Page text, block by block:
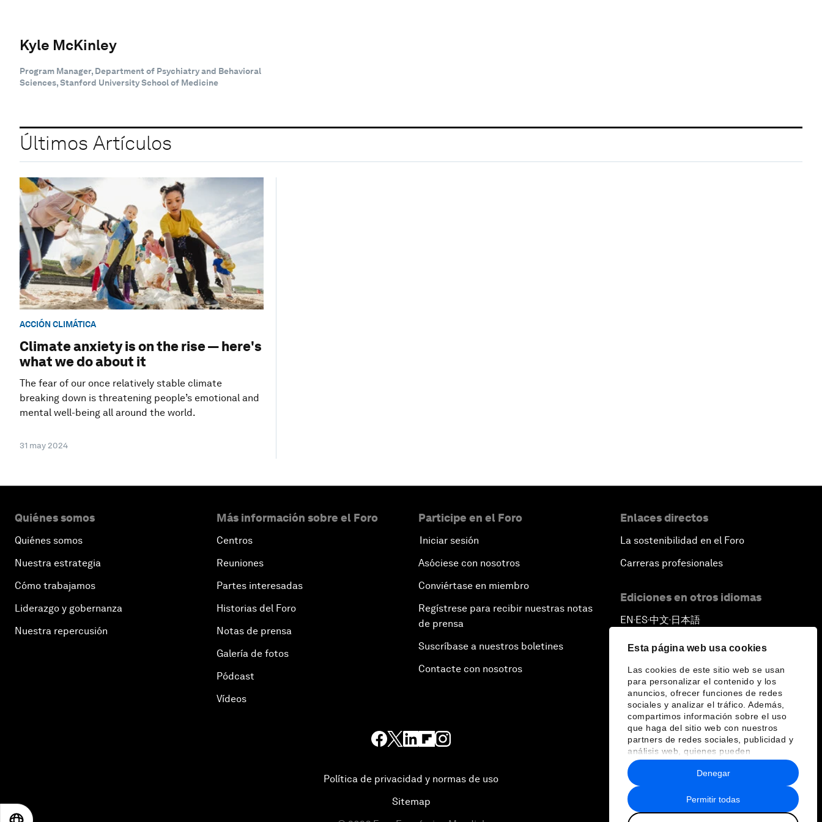
Esta página web usa cookies
Las cookies de este sitio web se usan
para personalizar el contenido y los
anuncios, ofrecer funciones de redes
sociales y analizar el tráfico. Además,
compartimos información sobre el uso
que haga del sitio web con nuestros
partners de redes sociales, publicidad y
análisis web, quienes pueden
combinarla con otra información que les
haya proporcionado o que hayan
recopilado a partir del uso que haya
hecho de sus servicios.
Permitir todas
Denegar
Kyle McKinley
Program Manager, Department of Psychiatry and Behavioral
Sciences, Stanford University School of Medicine
Últimos Artículos
ACCIÓN CLIMÁTICA
Climate anxiety is on the rise — here's
what we do about it
The fear of our once relatively stable climate
breaking down is threatening people’s emotional and
mental well-being all around the world.
31 may 2024
Quiénes somos
Quiénes somos
Nuestra estrategia
Cómo trabajamos
Liderazgo y gobernanza
Nuestra repercusión
Más información sobre el Foro
Centros
Reuniones
Partes interesadas
Historias del Foro
Notas de prensa
Galería de fotos
Pódcast
Vídeos
Participe en el Foro
Iniciar sesión
Asóciese con nosotros
Conviértase en miembro
Regístrese para recibir nuestras notas
de prensa
Suscríbase a nuestros boletines
Contacte con nosotros
Enlaces directos
La sostenibilidad en el Foro
Carreras profesionales
Ediciones en otros idiomas
EN ▪ ES▪中文▪ 日本語
Política de privacidad y normas de uso
Sitemap